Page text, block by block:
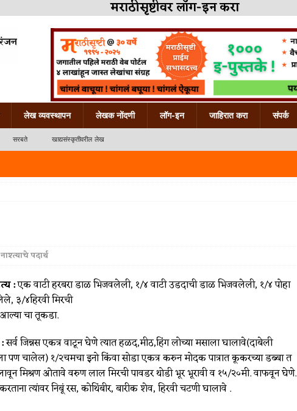
मराठीसृष्टीवर लॉग-इन करा
लेख व्यवस्थापन लेखक नोंदणी लॉग-इन जाहिरात करा संपर्क
सरबते खाद्यसंस्कृतीवरील लेख
नाश्त्याचे पदार्थ
:एक वाटी हरबरा डाळ भिजवलेली, १/४ वाटी उडदाची डाळ भिजवलेली, १/४ पोहा
३/४हिरवी मिरची
चा तूकडा.
सर्व जिन्नस एकत्र वाटून घेणे त्यात हळद,मीठ,हिंग लोच्या मसाला घालावे(दाबेली
पण चालेल) १/२चमचा इनो किंवा सोडा एकत्र करुन मोदक पात्रात कूकरच्या डब्बा त
मिश्रण ओतावे वरुण लाल मिरची पावडर थोडी भूर भूरावी व १५/२०मी. वाफवून घेणे.
त्यांवर निबूं रस, कोथिंबीर, बारीक शेव, हिरवी चटणी घालावे .